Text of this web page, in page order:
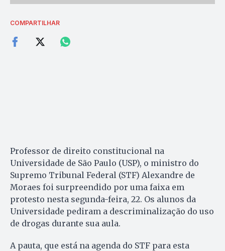
COMPARTILHAR
Professor de direito constitucional na
Universidade de São Paulo (USP), o ministro do
Supremo Tribunal Federal (STF) Alexandre de
Moraes foi surpreendido por uma faixa em
protesto nesta segunda-feira, 22. Os alunos da
Universidade pediram a descriminalização do uso
de drogas durante sua aula.
A pauta, que está na agenda do STF para esta